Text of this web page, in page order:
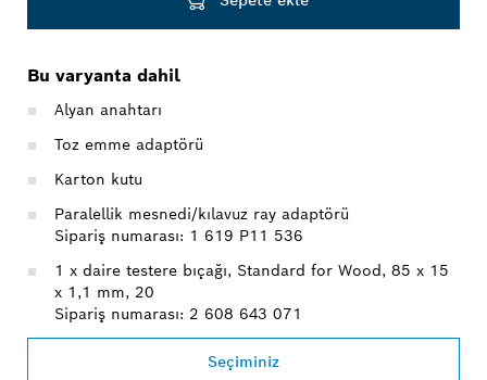
Bu varyanta dahil
Alyan anahtarı
Toz emme adaptörü
Karton kutu
Paralellik mesnedi/kılavuz ray adaptörü
Sipariş numarası: 1 619 P11 536
1 x daire testere bıçağı, Standard for Wood, 85 x 15
x 1,1 mm, 20
Sipariş numarası: 2 608 643 071
Seçiminiz